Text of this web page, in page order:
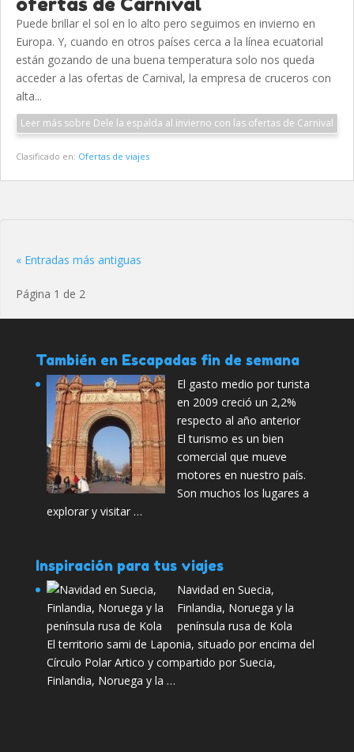
Puede brillar el sol en lo alto pero seguimos en invierno en
Europa. Y, cuando en otros países cerca a la línea ecuatorial
están gozando de una buena temperatura solo nos queda
acceder a las ofertas de Carnival, la empresa de cruceros con
alta...
Leer más sobre Dele la espalda al invierno con las ofertas de Carnival
Clasificado en: Ofertas de viajes
« Entradas más antiguas
Página 1 de 2
También en Escapadas fin de semana
El gasto medio por turista
en 2009 creció un 2,2%
respecto al año anterior
El turismo es un bien
comercial que mueve
motores en nuestro país.
Son muchos los lugares a
explorar y visitar …
Inspiración para tus viajes
Navidad en Suecia,
Finlandia, Noruega y la
península rusa de Kola
El territorio sami de Laponia, situado por encima del
Círculo Polar Artico y compartido por Suecia,
Finlandia, Noruega y la …